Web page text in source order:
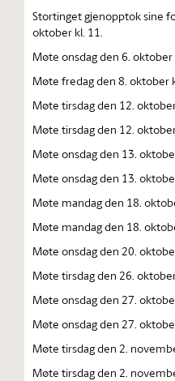
Stortinget gjenopptok sine
oktober kl. 11.
Møte onsdag den 6. oktober
Møte fredag den 8. oktober
Møte tirsdag den 12.
Møte tirsdag den 12.
Møte onsdag den 13.
Møte onsdag den 13.
Møte mandag den 18.
Møte mandag den 18.
Møte onsdag den 20.
Møte tirsdag den 26.
Møte onsdag den 27.
Møte onsdag den 27.
Møte tirsdag den 2.
Møte tirsdag den 2.